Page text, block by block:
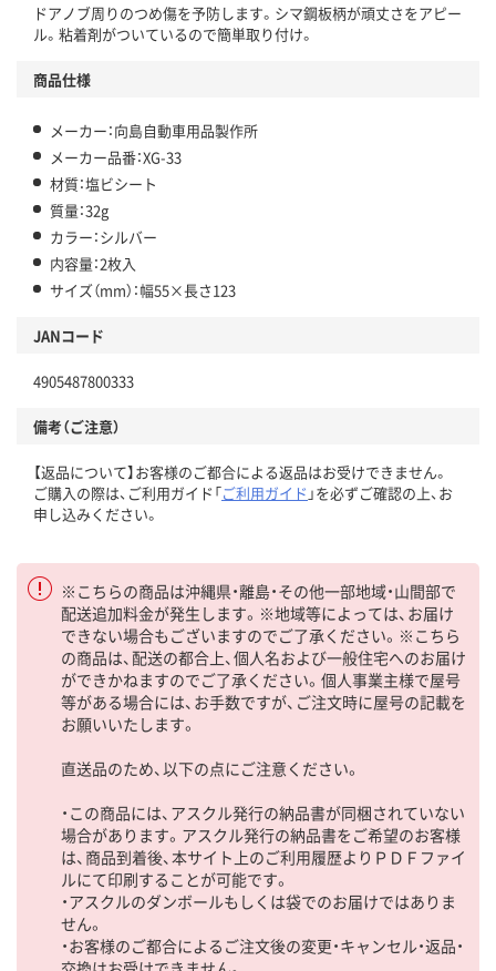
ドアノブ周りのつめ傷を予防します。シマ鋼板柄が頑丈さをアピー
ル。粘着剤がついているので簡単取り付け。
商品仕様
メーカー：向島自動車用品製作所
メーカー品番：XG-33
材質：塩ビシート
質量：32g
カラー：シルバー
内容量：2枚入
サイズ（mm）：幅55×長さ123
JANコード
4905487800333
備考（ご注意）
【返品について】お客様のご都合による返品はお受けできません。
ご購入の際は、ご利用ガイド「ご利用ガイド 」を必ずご確認の上、お
申し込みください。
※こちらの商品は沖縄県・離島・その他一部地域・山間部で
配送追加料金が発生します。※地域等によっては、お届け
できない場合もございますのでご了承ください。※こちら
の商品は、配送の都合上、個人名および一般住宅へのお届け
ができかねますのでご了承ください。個人事業主様で屋号
等がある場合には、お手数ですが、ご注文時に屋号の記載を
お願いいたします。
直送品のため、以下の点にご注意ください。
・この商品には、アスクル発行の納品書が同梱されていない
場合があります。アスクル発行の納品書をご希望のお客様
は、商品到着後、本サイト上のご利用履歴よりＰＤＦファイ
ルにて印刷することが可能です。
・アスクルのダンボールもしくは袋でのお届けではありま
せん。
・お客様のご都合によるご注文後の変更・キャンセル・返品・